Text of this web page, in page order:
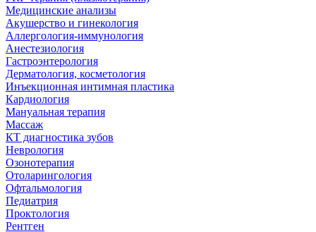
Медицинские анализы
Акушерство и гинекология
Аллергология-иммунология
Анестезиология
Гастроэнтерология
Дерматология, косметология
Инъекционная интимная пластика
Кардиология
Мануальная терапия
Массаж
КТ диагностика зубов
Неврология
Озонотерапия
Отоларингология
Офтальмология
Педиатрия
Проктология
Рентген